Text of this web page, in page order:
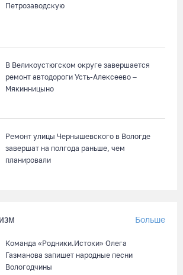
научились защищать себя от
погиб в подожженном в Вологодской
итоги XII областной Спартакиады
Петрозаводскую
В Великоустюгском округе завершается
ремонт автодороги Усть-Алексеево –
Мякинницыно
Ремонт улицы Чернышевского в Вологде
завершат на полгода раньше, чем
планировали
Больше
Команда «Родники.Истоки» Олега
Газманова запишет народные песни
Вологодчины